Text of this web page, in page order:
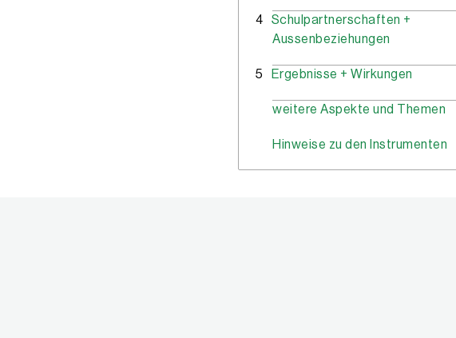
4
Schulpartnerschaften +
Aussenbeziehungen
5 Ergebnisse + Wirkungen
weitere Aspekte und Themen
Hinweise zu den Instrumenten